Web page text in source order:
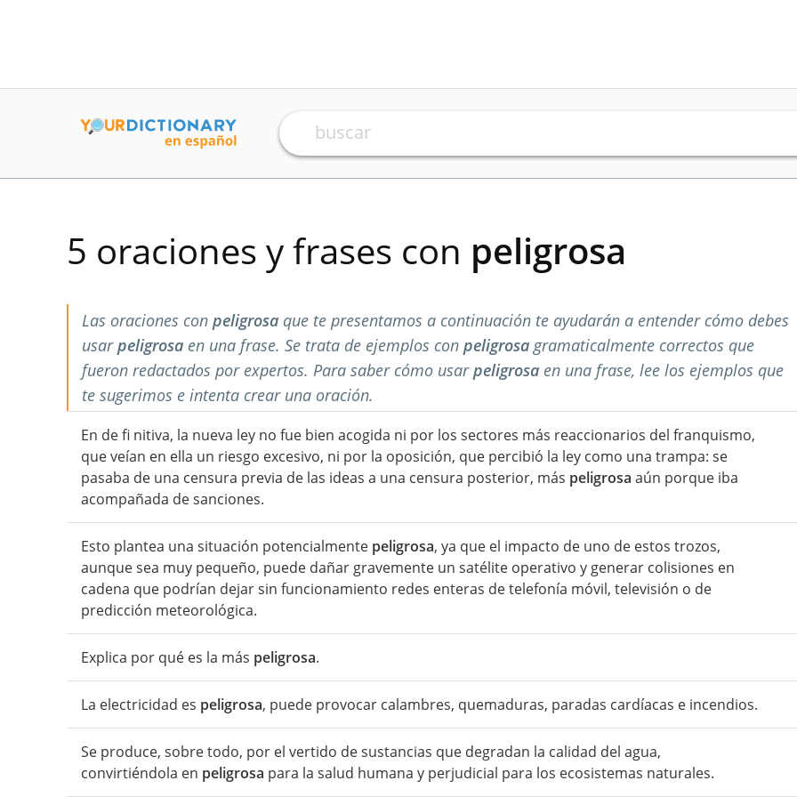
5 oraciones y frases con peligrosa
Las oraciones con peligrosa que te presentamos a continuación te ayudarán a entender cómo debes
usarpeligrosa en una frase. Se trata de ejemplos con peligrosagramaticalmente correctos que
fueron redactados por expertos. Para saber cómo usarpeligrosa en una frase, lee los ejemplos que
te sugerimos e intenta crear una oración.
En de fi nitiva, la nueva ley no fue bien acogida ni por los sectores más reaccionarios del franquismo,
que veían en ella un riesgo excesivo, ni por la oposición, que percibió la ley como una trampa: se
pasaba de una censura previa de las ideas a una censura posterior, más peligrosa aún porque iba
acompañada de sanciones.
Esto plantea una situación potencialmente peligrosa, ya que el impacto de uno de estos trozos,
aunque sea muy pequeño, puede dañar gravemente un satélite operativo y generar colisiones en
cadena que podrían dejar sin funcionamiento redes enteras de telefonía móvil, televisión o de
predicción meteorológica.
Explica por qué es la más peligrosa.
La electricidad es peligrosa, puede provocar calambres, quemaduras, paradas cardíacas e incendios.
Se produce, sobre todo, por el vertido de sustancias que degradan la calidad del agua,
convirtiéndola en peligrosa para la salud humana y perjudicial para los ecosistemas naturales.